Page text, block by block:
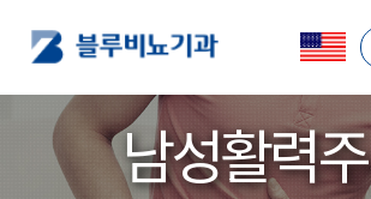
남성활력